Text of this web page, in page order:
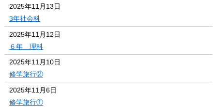
2025年11月13日
3年社会科
2025年11月12日
６年 理科
2025年11月10日
修学旅行②
2025年11月6日
修学旅行①